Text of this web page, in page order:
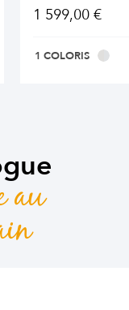
1 599,00 €
1 COLORIS
au